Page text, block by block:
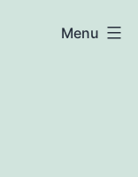
Menu